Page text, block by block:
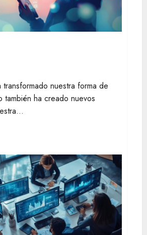
transformado nuestra forma de
también ha creado nuevos